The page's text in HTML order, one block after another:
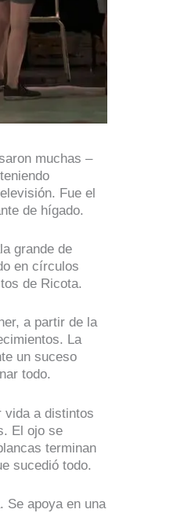
muchas –
Fue el
de hígado.
grande de
en círculos
de Ricota.
a partir de la
La
un suceso
todo.
vida a distintos
El ojo se
terminan
sucedió todo.
Se apoya en una